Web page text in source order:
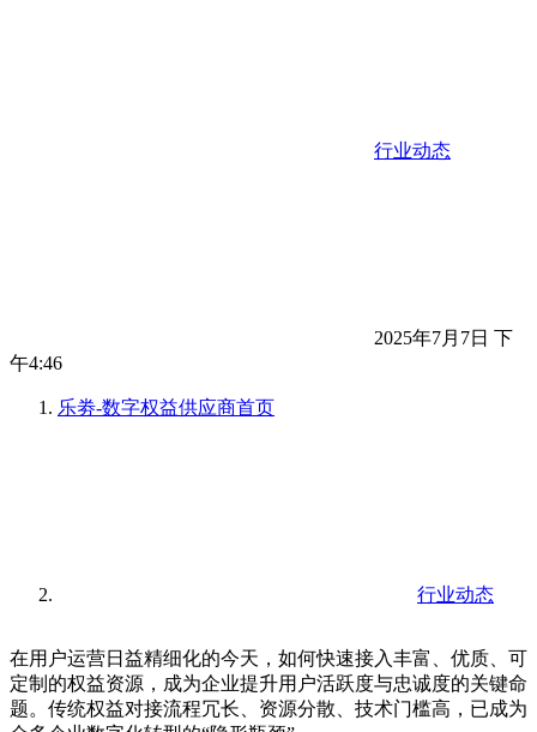
行业动态
2025年7月7日 下
午4:46
乐劵-数字权益供应商首页
行业动态
在用户运营日益精细化的今天，如何快速接入丰富、优质、可
定制的权益资源，成为企业提升用户活跃度与忠诚度的关键命
题。传统权益对接流程冗长、资源分散、技术门槛高，已成为